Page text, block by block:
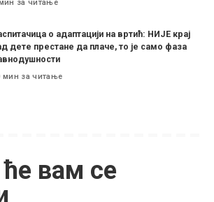
за читање
о адаптацији на вртић: НИЈЕ крај
дете престане да плаче, то је само фаза
мин за читање
вам се